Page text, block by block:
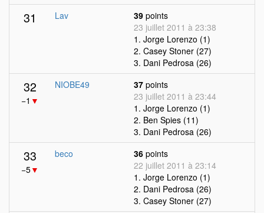
31 Lav 39 points
23 juillet 2011 à 23:38
1. Jorge Lorenzo (1)
2. Casey Stoner (27)
3. Dani Pedrosa (26)
32
−1 ▼
NIOBE49 37 points
23 juillet 2011 à 23:44
1. Jorge Lorenzo (1)
2. Ben Spies (11)
3. Dani Pedrosa (26)
33
−5▼
beco 36 points
22 juillet 2011 à 23:14
1. Jorge Lorenzo (1)
2. Dani Pedrosa (26)
3. Casey Stoner (27)